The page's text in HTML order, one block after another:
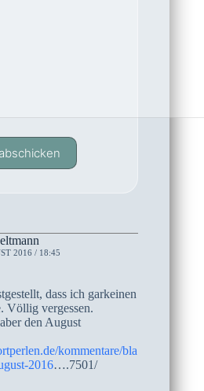
2016 / 18:45
dass ich garkeinen
Völlig vergessen.
den August
kommentare/bla
2016….7501/